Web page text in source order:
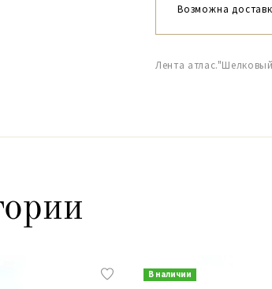
Возможна
Лента
В наличии